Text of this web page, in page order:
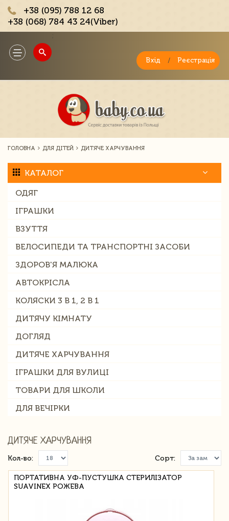
+38 (095) 788 12 68
+38 (068) 784 43 24(Viber)
Toggle
navigation
Вхід / Реєстрація
ГОЛОВНА ДЛЯ ДІТЕЙ ДИТЯЧЕ ХАРЧУВАННЯ
КАТАЛОГ
ОДЯГ
ІГРАШКИ
ВЗУТТЯ
ВЕЛОСИПЕДИ ТА ТРАНСПОРТНІ ЗАСОБИ
ЗДОРОВ'Я МАЛЮКА
АВТОКРІСЛА
КОЛЯСКИ 3 В 1, 2 В 1
ДИТЯЧУ КІМНАТУ
ДОГЛЯД
ДИТЯЧЕ ХАРЧУВАННЯ
ІГРАШКИ ДЛЯ ВУЛИЦІ
ТОВАРИ ДЛЯ ШКОЛИ
ДЛЯ ВЕЧІРКИ
ДИТЯЧЕ ХАРЧУВАННЯ
Кол-во: Сорт:
ПОРТАТИВНА УФ-ПУСТУШКА СТЕРИЛІЗАТОР
SUAVINEX РОЖЕВА